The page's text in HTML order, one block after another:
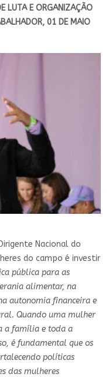
LUTA E ORGANIZAÇÃO
01 DE MAIO
Nacional do
do campo é investir
pública para as
alimentar, na
autonomia financeira e
Quando uma mulher
a família e toda a
é fundamental que os
políticas
das mulheres